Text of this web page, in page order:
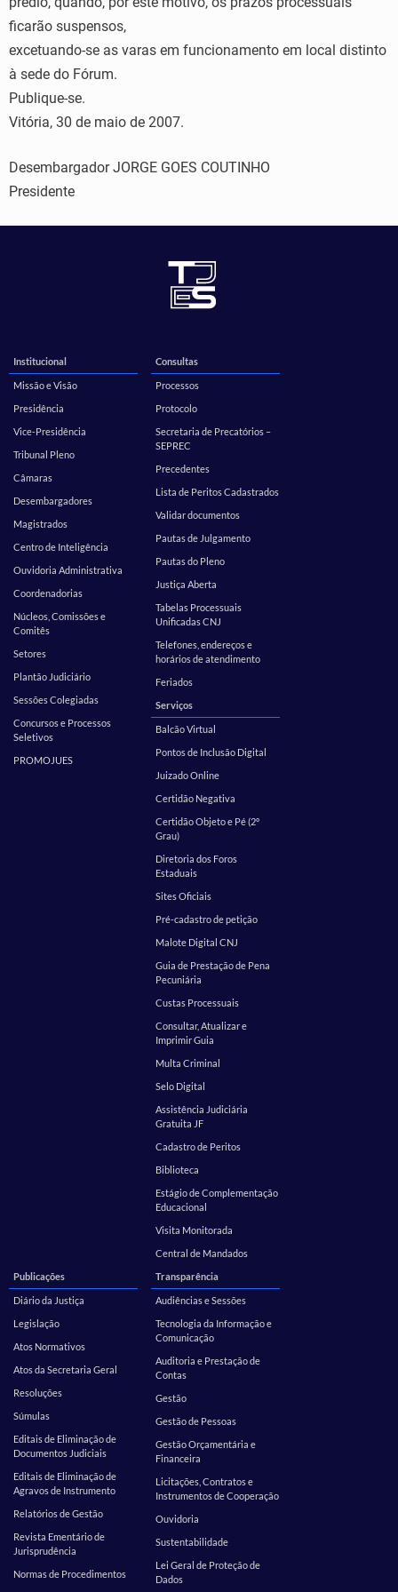
ficarão suspensos,
excetuando-se as varas em funcionamento em local distinto
à sede do Fórum.
Publique-se.
Vitória, 30 de maio de 2007.
Desembargador JORGE GOES COUTINHO
Presidente
Institucional
Missão e Visão
Presidência
Vice-Presidência
Tribunal Pleno
Câmaras
Desembargadores
Magistrados
Centro de Inteligência
Ouvidoria Administrativa
Coordenadorias
Núcleos, Comissões e
Comitês
Setores
Plantão Judiciário
Sessões Colegiadas
Concursos e Processos
Seletivos
PROMOJUES
Consultas
Processos
Protocolo
Secretaria de Precatórios –
SEPREC
Precedentes
Lista de Peritos Cadastrados
Validar documentos
Pautas de Julgamento
Pautas do Pleno
Justiça Aberta
Tabelas Processuais
Unificadas CNJ
Telefones, endereços e
horários de atendimento
Feriados
Serviços
Balcão Virtual
Pontos de Inclusão Digital
Juizado Online
Certidão Negativa
Certidão Objeto e Pé (2º
Grau)
Diretoria dos Foros
Estaduais
Sites Oficiais
Pré-cadastro de petição
Malote Digital CNJ
Guia de Prestação de Pena
Pecuniária
Custas Processuais
Consultar, Atualizar e
Imprimir Guia
Multa Criminal
Selo Digital
Assistência Judiciária
Gratuita JF
Cadastro de Peritos
Biblioteca
Estágio de Complementação
Educacional
Visita Monitorada
Central de Mandados
Publicações
Diário da Justiça
Legislação
Atos Normativos
Atos da Secretaria Geral
Resoluções
Súmulas
Editais de Eliminação de
Documentos Judiciais
Editais de Eliminação de
Agravos de Instrumento
Relatórios de Gestão
Revista Ementário de
Jurisprudência
Normas de Procedimentos
Transparência
Audiências e Sessões
Tecnologia da Informação e
Comunicação
Auditoria e Prestação de
Contas
Gestão
Gestão de Pessoas
Gestão Orçamentária e
Financeira
Licitações, Contratos e
Instrumentos de Cooperação
Ouvidoria
Sustentabilidade
Lei Geral de Proteção de
Dados